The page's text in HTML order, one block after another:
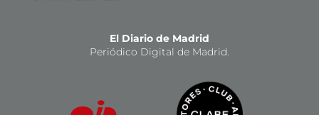
El Diario de Madrid
Periódico Digital de Madrid.